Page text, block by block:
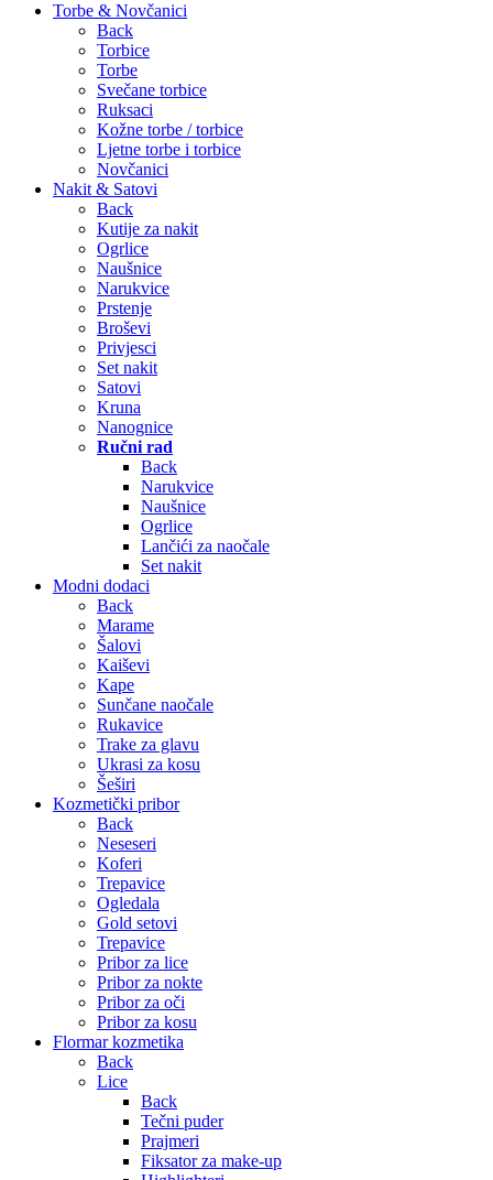
Torbe & Novčanici
Back
Torbice
Torbe
Svečane torbice
Ruksaci
Kožne torbe / torbice
Ljetne torbe i torbice
Novčanici
Nakit & Satovi
Back
Kutije za nakit
Ogrlice
Naušnice
Narukvice
Prstenje
Broševi
Privjesci
Set nakit
Satovi
Kruna
Nanognice
Ručni rad
Back
Narukvice
Naušnice
Ogrlice
Lančići za naočale
Set nakit
Modni dodaci
Back
Marame
Šalovi
Kaiševi
Kape
Sunčane naočale
Rukavice
Trake za glavu
Ukrasi za kosu
Šeširi
Kozmetički pribor
Back
Neseseri
Koferi
Trepavice
Ogledala
Gold setovi
Trepavice
Pribor za lice
Pribor za nokte
Pribor za oči
Pribor za kosu
Flormar kozmetika
Back
Lice
Back
Tečni puder
Prajmeri
Fiksator za make-up